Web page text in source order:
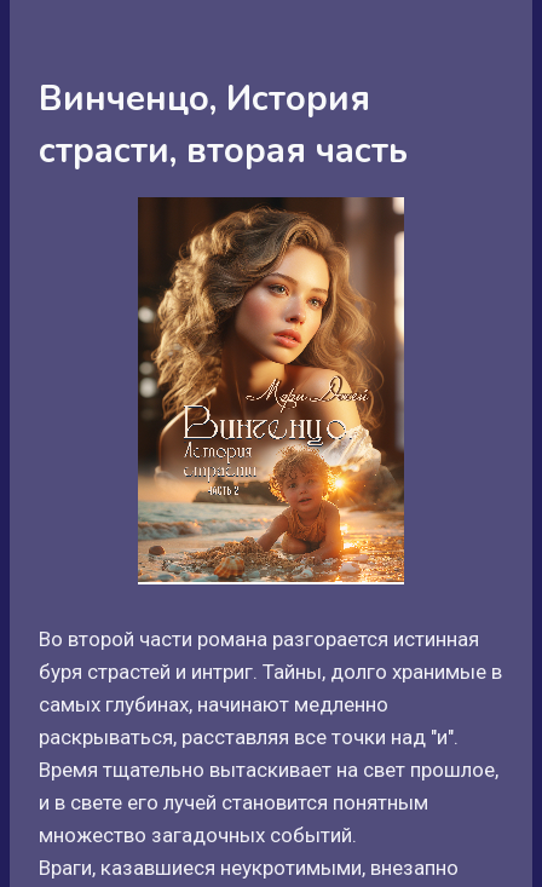
Винченцо, История
страсти, вторая часть
Во второй части романа разгорается истинная
буря страстей и интриг. Тайны, долго хранимые в
самых глубинах, начинают медленно
раскрываться, расставляя все точки над "и".
Время тщательно вытаскивает на свет прошлое,
и в свете его лучей становится понятным
множество загадочных событий.
Враги, казавшиеся неукротимыми, внезапно